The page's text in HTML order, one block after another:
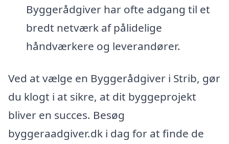
Byggerådgiver har ofte adgang til et
bredt netværk af pålidelige
håndværkere og leverandører.
Ved at vælge en Byggerådgiver i Strib, gør
du klogt i at sikre, at dit byggeprojekt
bliver en succes. Besøg
byggeraadgiver.dk i dag for at finde de